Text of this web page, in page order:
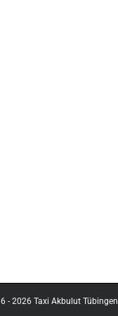
- 2026 Taxi Akbulut